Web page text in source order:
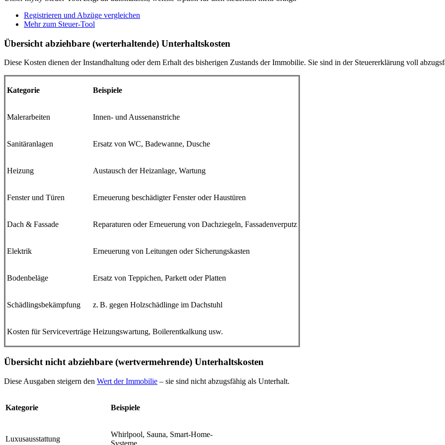
Registrieren und Abzüge vergleichen
Mehr zum Steuer-Tool
Übersicht abziehbare (werterhaltende) Unterhaltskosten
Diese Kosten dienen der Instandhaltung oder dem Erhalt des bisherigen Zustands der Immobilie. Sie sind in der Steuererklärung voll
Kategorie Beispiele
Malerarbeiten Innen- und Aussenanstriche
Sanitäranlagen Ersatz von WC, Badewanne, Dusche
Heizung Austausch der Heizanlage, Wartung
Fenster und Türen Erneuerung beschädigter Fenster oder Haustüren
Dach & Fassade Reparaturen oder Erneuerung von Dachziegeln, Fassadenverputz
Elektrik Erneuerung von Leitungen oder Sicherungskasten
Bodenbeläge Ersatz von Teppichen, Parkett oder Platten
Schädlingsbekämpfung z. B. gegen Holzschädlinge im Dachstuhl
Kosten für Serviceverträge Heizungswartung, Boilerentkalkung usw.
Übersicht nicht abziehbare (wertvermehrende) Unterhaltskosten
Diese Ausgaben steigern den Wert der Immobilie – sie sind nicht abzugsfähig als Unterhalt.
Kategorie Beispiele
Luxusausstattung
Whirlpool, Sauna, Smart-Home-
Systeme